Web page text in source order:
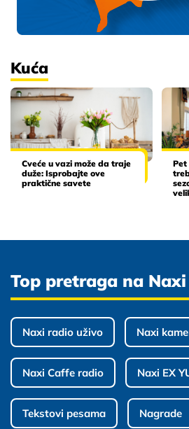
Kuća
Cveće u vazi može da traje
duže: Isprobajte ove
praktične savete
Pet
Top pretraga na
Naxi radio uživo Naxi
Naxi Caffe radio Naxi EX
Tekstovi pesama Nagrade